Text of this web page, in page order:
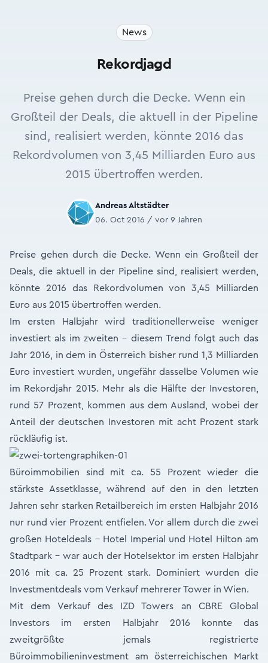
News
Rekordjagd
Preise gehen durch die Decke. Wenn ein
Großteil der Deals, die aktuell in der Pipeline
sind, realisiert werden, könnte 2016 das
Rekordvolumen von 3,45 Milliarden Euro aus
2015 übertroffen werden.
Andreas Altstädter
06. Oct 2016 / vor 9 Jahren
Preise gehen durch die Decke. Wenn ein Großteil der
Deals, die aktuell in der Pipeline sind, realisiert werden,
könnte 2016 das Rekordvolumen von 3,45 Milliarden
Euro aus 2015 übertroffen werden.
Im ersten Halbjahr wird traditionellerweise weniger
investiert als im zweiten – diesem Trend folgt auch das
Jahr 2016, in dem in Österreich bisher rund 1,3 Milliarden
Euro investiert wurden, ungefähr dasselbe Volumen wie
im Rekordjahr 2015. Mehr als die Hälfte der Investoren,
rund 57 Prozent, kommen aus dem Ausland, wobei der
Anteil der deutschen Investoren mit acht Prozent stark
rückläufig ist.
Büroimmobilien sind mit ca. 55 Prozent wieder die
stärkste Assetklasse, während auf den in den letzten
Jahren sehr starken Retailbereich im ersten Halbjahr 2016
nur rund vier Prozent entfielen. Vor allem durch die zwei
großen Hoteldeals – Hotel Imperial und Hotel Hilton am
Stadtpark – war auch der Hotelsektor im ersten Halbjahr
2016 mit ca. 25 Prozent stark. Dominiert wurden die
Investmentdeals vom Verkauf mehrerer Tower in Wien.
Mit dem Verkauf des IZD Towers an CBRE Global
Investors im ersten Halbjahr 2016 konnte das
zweitgrößte jemals registrierte
Büroimmobilieninvestment am österreichischen Markt